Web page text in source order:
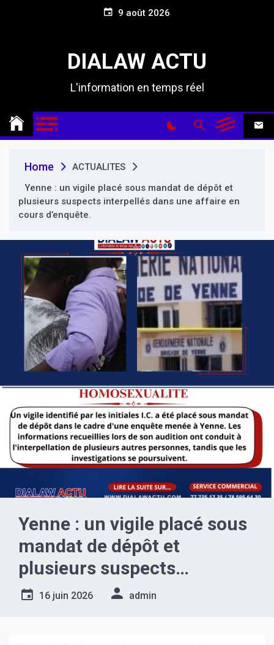
e
9 août 2026
DIALAW ACTU
L'information en temps réel
Home
ACTUALITES
Yenne : un vigile placé sous mandat de dépôt et
plusieurs suspects interpellés dans une affaire en
cours d’enquête.
Yenne : un vigile placé sous
mandat de dépôt et
plusieurs suspects
interpellés dans une affaire
16 juin 2026 admin